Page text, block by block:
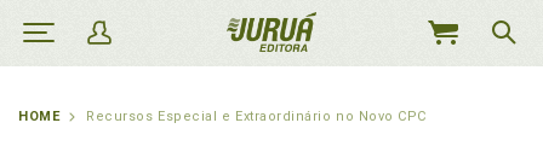
MEU
HOME Recursos Especial e Extraordinário no Novo CPC